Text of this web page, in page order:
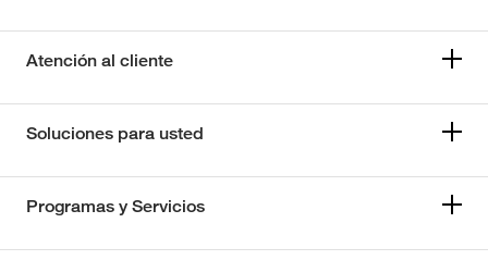
Atención al cliente
Soluciones para usted
Programas y Servicios